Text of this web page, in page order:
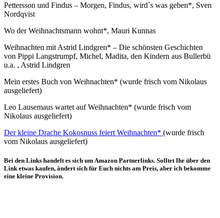
Pettersson und Findus – Morgen, Findus, wird´s was geben*, Sven
Nordqvist
Wo der Weihnachtsmann wohnt*, Mauri Kunnas
Weihnachten mit Astrid Lindgren* – Die schönsten Geschichten
von Pippi Langstrumpf, Michel, Madita, den Kindern aus Bullerbü
u.a. , Astrid Lindgren
Mein erstes Buch von Weihnachten* (wurde frisch vom Nikolaus
ausgeliefert)
Leo Lausemaus wartet auf Weihnachten* (wurde frisch vom
Nikolaus ausgeliefert)
Der kleine Drache Kokosnuss feiert Weihnachten* (wurde frisch
vom Nikolaus ausgeliefert)
Bei den Links handelt es sich um Amazon Partnerlinks. Solltet Ihr über den
Link etwas kaufen, ändert sich für Euch nichts am Preis, aber ich bekomme
eine kleine Provision.